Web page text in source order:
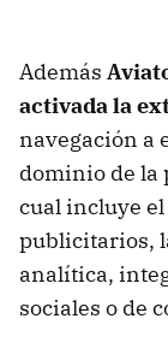
Además
activada la
navegación a
dominio de la
cual incluye
publicitarios,
analítica,
sociales o de